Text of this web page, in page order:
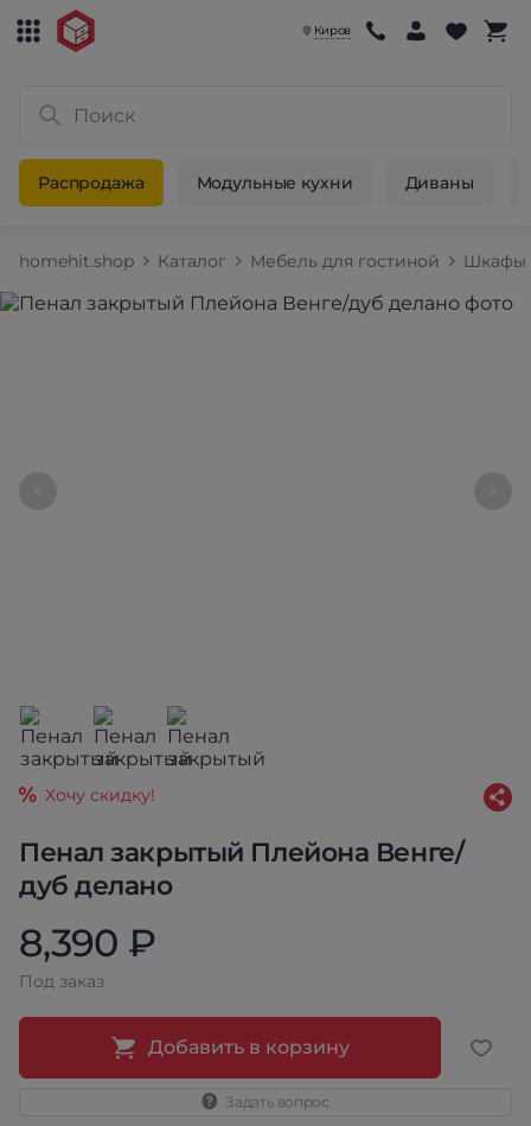
Киров
Распродажа Модульные кухни Диваны
homehit.shop Каталог Мебель для гостиной Шкафы
Пенал закрытый Плейона Венге/
дуб делано
Хочу скидку!
8,390 ₽
Под заказ
Добавить в корзину
Задать вопрос